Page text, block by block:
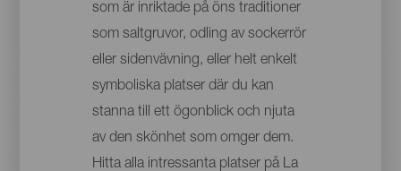
som är inriktade på öns traditioner
som saltgruvor, odling av sockerrör
eller sidenvävning, eller helt enkelt
symboliska platser där du kan
stanna till ett ögonblick och njuta
av den skönhet som omger dem.
Hitta alla intressanta platser på La